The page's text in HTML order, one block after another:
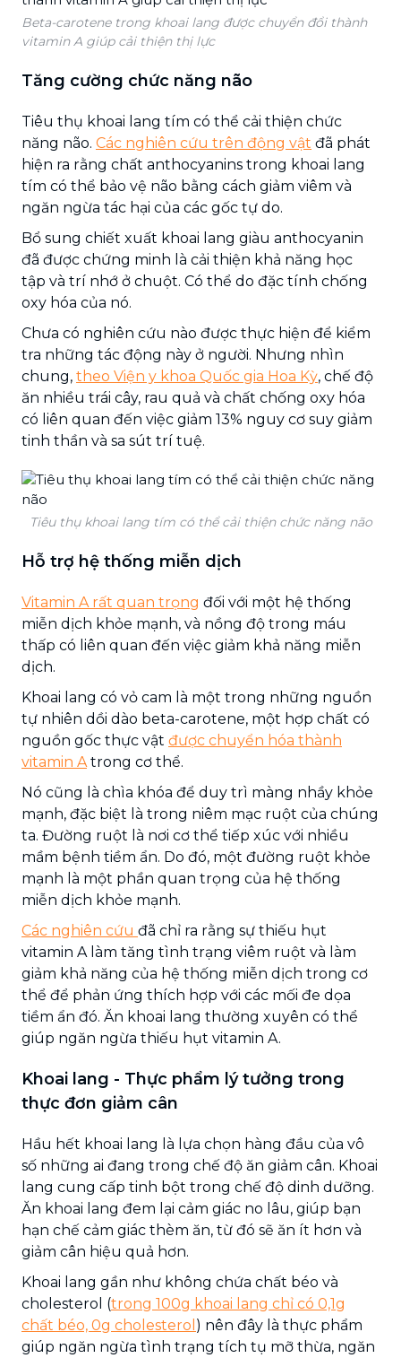
Beta-carotene trong khoai lang được chuyển đổi thành
vitamin A giúp cải thiện thị lực
Tăng cường chức năng não
Tiêu thụ khoai lang tím có thể cải thiện chức
năng não. Các nghiên cứu trên động vật đã phát
hiện ra rằng chất anthocyanins trong khoai lang
tím có thể bảo vệ não bằng cách giảm viêm và
ngăn ngừa tác hại của các gốc tự do.
Bổ sung chiết xuất khoai lang giàu anthocyanin
đã được chứng minh là cải thiện khả năng học
tập và trí nhớ ở chuột. Có thể do đặc tính chống
oxy hóa của nó.
Chưa có nghiên cứu nào được thực hiện để kiểm
tra những tác động này ở người. Nhưng nhìn
chung, theo Viện y khoa Quốc gia Hoa Kỳ, chế độ
ăn nhiều trái cây, rau quả và chất chống oxy hóa
có liên quan đến việc giảm 13% nguy cơ suy giảm
tinh thần và sa sút trí tuệ.
Tiêu thụ khoai lang tím có thể cải thiện chức năng não
Hỗ trợ hệ thống miễn dịch
Vitamin A rất quan trọng đối với một hệ thống
miễn dịch khỏe mạnh, và nồng độ trong máu
thấp có liên quan đến việc giảm khả năng miễn
dịch.
Khoai lang có vỏ cam là một trong những nguồn
tự nhiên dồi dào beta-carotene, một hợp chất có
nguồn gốc thực vật được chuyển hóa thành
vitamin A trong cơ thể.
Nó cũng là chìa khóa để duy trì màng nhầy khỏe
mạnh, đặc biệt là trong niêm mạc ruột của chúng
ta. Đường ruột là nơi cơ thể tiếp xúc với nhiều
mầm bệnh tiềm ẩn. Do đó, một đường ruột khỏe
mạnh là một phần quan trọng của hệ thống
miễn dịch khỏe mạnh.
Các nghiên cứu đã chỉ ra rằng sự thiếu hụt
vitamin A làm tăng tình trạng viêm ruột và làm
giảm khả năng của hệ thống miễn dịch trong cơ
thể để phản ứng thích hợp với các mối đe dọa
tiềm ẩn đó. Ăn khoai lang thường xuyên có thể
giúp ngăn ngừa thiếu hụt vitamin A.
Khoai lang - Thực phẩm lý tưởng trong
thực đơn giảm cân
Hầu hết khoai lang là lựa chọn hàng đầu của vô
số những ai đang trong chế độ ăn giảm cân. Khoai
lang cung cấp tinh bột trong chế độ dinh dưỡng.
Ăn khoai lang đem lại cảm giác no lâu, giúp bạn
hạn chế cảm giác thèm ăn, từ đó sẽ ăn ít hơn và
giảm cân hiệu quả hơn.
Khoai lang gần như không chứa chất béo và
cholesterol (trong 100g khoai lang chỉ có 0,1g
chất béo, 0g cholesterol ) nên đây là thực phẩm
giúp ngăn ngừa tình trạng tích tụ mỡ thừa, ngăn